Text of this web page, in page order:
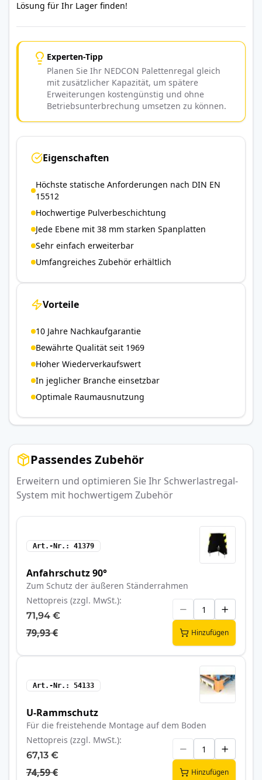
Lösung für Ihr Lager finden!
Experten-Tipp
Planen Sie Ihr NEDCON Palettenregal gleich
mit zusätzlicher Kapazität, um spätere
Erweiterungen kostengünstig und ohne
Betriebsunterbrechung umsetzen zu können.
Eigenschaften
Höchste statische Anforderungen nach DIN EN
15512
Hochwertige Pulverbeschichtung
Jede Ebene mit 38 mm starken Spanplatten
Sehr einfach erweiterbar
Umfangreiches Zubehör erhältlich
Vorteile
10 Jahre Nachkaufgarantie
Bewährte Qualität seit 1969
Hoher Wiederverkaufswert
In jeglicher Branche einsetzbar
Optimale Raumausnutzung
Passendes Zubehör
Erweitern und optimieren Sie Ihr Schwerlastregal-
System mit hochwertigem Zubehör
Art.-Nr. 41379
Anfahrschutz 90°
Zum Schutz der äußeren Ständerrahmen
Nettopreis (zzgl. MwSt.)
71,94 €
79,93 € Hinzufügen
Art.-Nr. 54133
U-Rammschutz
Für die freistehende Montage auf dem Boden
Nettopreis (zzgl. MwSt.)
67,13 €
74,59 € Hinzufügen